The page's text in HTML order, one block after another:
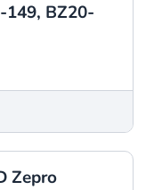
149, BZ20-
Zepro